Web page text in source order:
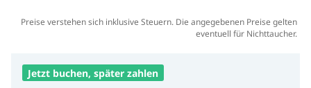
Preise verstehen sich inklusive Steuern. Die angegebenen Preise gelten
eventuell für Nichttaucher.
Jetzt buchen, später zahlen